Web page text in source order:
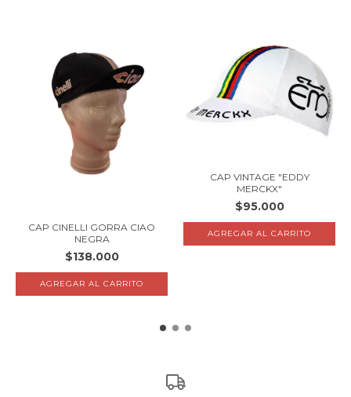
CAP CINELLI GORRA CIAO
NEGRA
$138.000
CAP VINTAGE "EDDY
MERCKX"
$95.000